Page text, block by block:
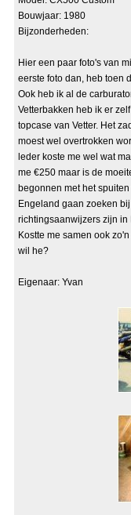
Bouwjaar: 1980
Bijzonderheden:
Hier een paar foto's van
eerste foto dan, heb toen
Ook heb ik al de
Vetterbakken heb ik er
topcase van Vetter. Het
moest wel overtrokken
leder koste me wel wat
me €250 maar is de
begonnen met het
Engeland gaan zoeken
richtingsaanwijzers zijn
Kostte me samen ook
wil he?
Eigenaar: Yvan